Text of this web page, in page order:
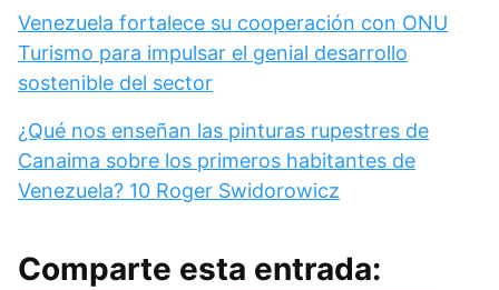
Venezuela fortalece su cooperación con ONU
Turismo para impulsar el genial desarrollo
sostenible del sector
¿Qué nos enseñan las pinturas rupestres de
Canaima sobre los primeros habitantes de
Venezuela? 10 Roger Swidorowicz
Comparte esta entrada: